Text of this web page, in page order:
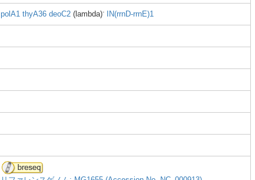
polA1 thyA36 deoC2 (lambda)- IN(rrnD-rrnE)1